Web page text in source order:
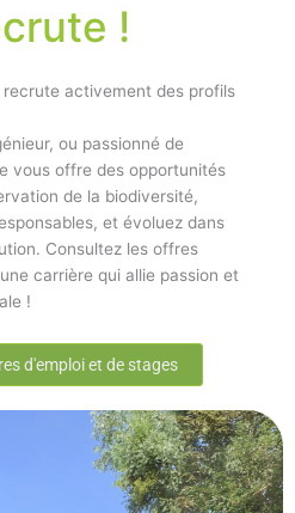
!
recrute activement des profils
ou passionné de
vous offre des opportunités
de la biodiversité,
et évoluez dans
Consultez les offres
carrière qui allie passion et
!
d'emploi et de stages